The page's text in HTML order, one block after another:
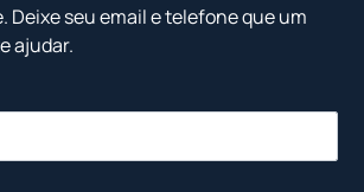
Deixe seu email e telefone que um
ajudar.